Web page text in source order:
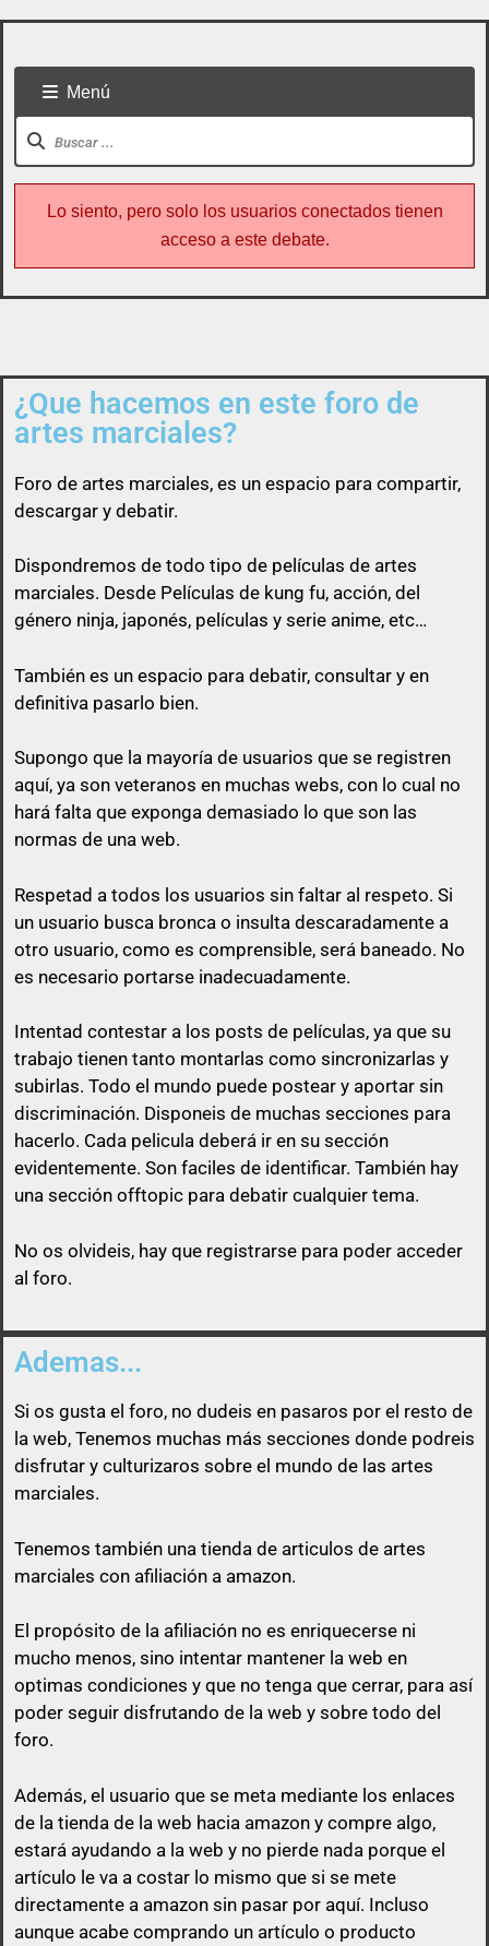
Todo usuario puede colaborar subiendo cualquier
cosa referente a artes marciales
queda prohibido citar en los posts a
vas a responder.
no poner el enlace ni a la vista, ni en spoiler y sólo
pasarlo por privado en el momento que otro
usuario comente en su post con un comentario
decente y relacionado con el mismo post.
No vale un simple «Gracias», no vale «pásame el
enlace», ni nada parecido a mensajes escuetos de
esa índole
Así que un usuario que esconda su enlace, será
libre de pasárselo a quien quiera sin ninguna
obligación
Menú
Lo siento, pero solo los usuarios conectados tienen
acceso a este debate.
¿Que hacemos en este foro de
artes marciales?
Foro de artes marciales, es un espacio para compartir,
descargar y debatir.
Dispondremos de todo tipo de películas de artes
marciales. Desde Películas de kung fu, acción, del
género ninja, japonés, películas y serie anime, etc…
También es un espacio para debatir, consultar y en
definitiva pasarlo bien.
Supongo que la mayoría de usuarios que se registren
aquí, ya son veteranos en muchas webs, con lo cual no
hará falta que exponga demasiado lo que son las
normas de una web.
Respetad a todos los usuarios sin faltar al respeto. Si
un usuario busca bronca o insulta descaradamente a
otro usuario, como es comprensible, será baneado. No
es necesario portarse inadecuadamente.
Intentad contestar a los posts de películas, ya que su
trabajo tienen tanto montarlas como sincronizarlas y
subirlas. Todo el mundo puede postear y aportar sin
discriminación. Disponeis de muchas secciones para
hacerlo. Cada pelicula deberá ir en su sección
evidentemente. Son faciles de identificar. También hay
una sección offtopic para debatir cualquier tema.
No os olvideis, hay que registrarse para poder acceder
al foro.
Ademas...
Si os gusta el foro, no dudeis en pasaros por el resto de
la web, Tenemos muchas más secciones donde podreis
disfrutar y culturizaros sobre el mundo de las artes
marciales.
Tenemos también una tienda de articulos de artes
marciales con afiliación a amazon.
El propósito de la afiliación no es enriquecerse ni
mucho menos, sino intentar mantener la web en
optimas condiciones y que no tenga que cerrar, para así
poder seguir disfrutando de la web y sobre todo del
foro.
Además, el usuario que se meta mediante los enlaces
de la tienda de la web hacia amazon y compre algo,
estará ayudando a la web y no pierde nada porque el
artículo le va a costar lo mismo que si se mete
directamente a amazon sin pasar por aquí. Incluso
aunque acabe comprando un artículo o producto